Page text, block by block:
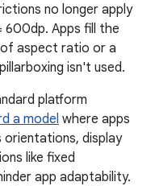
no longer apply
600dp. Apps fill the
of aspect ratio or a
isn't used.
platform
a model where apps
display
like fixed
app adaptability.